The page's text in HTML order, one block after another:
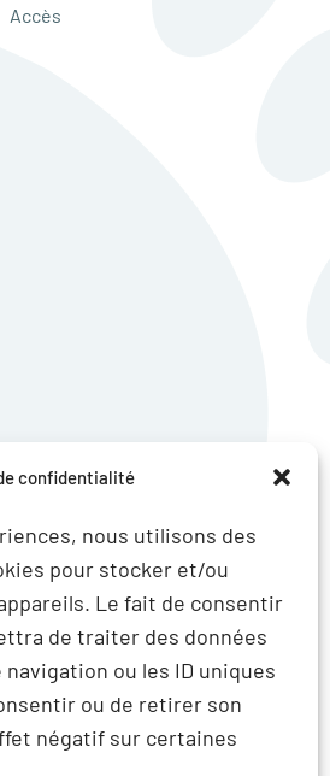
confidentialité
nous utilisons des
pour stocker et/ou
Le fait de consentir
de traiter des données
ou les ID uniques
ou de retirer son
négatif sur certaines
Accès
Suivez-nous